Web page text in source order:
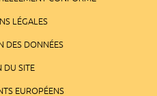
LÉGALES
DES DONNÉES
DU SITE
EUROPÉENS